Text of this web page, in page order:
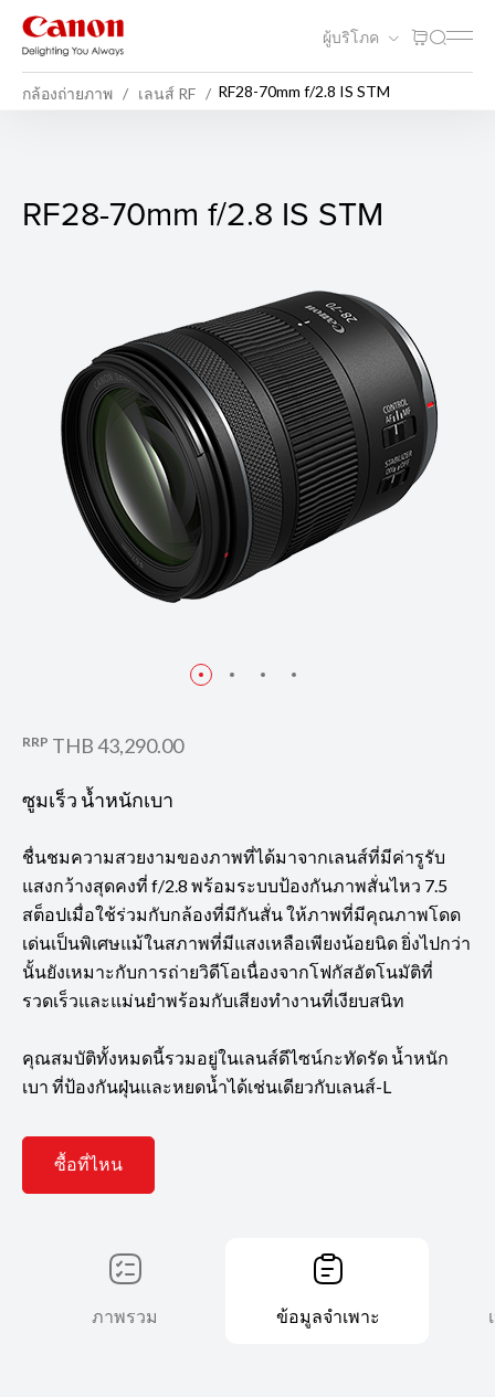
ผู้บริโภค
กล้องถ่ายภาพ เลนส์ RF RF28-70mm f/2.8 IS STM
RF28-70mm f/2.8 IS STM
RF28-70mm f/2.8 IS STM
RRP THB 43,290.00
ซูมเร็ว น้ำหนักเบา
ชื่นชมความสวยงามของภาพที่ได้มาจากเลนส์ที่มีค่ารูรับ
แสงกว้างสุดคงที่ f/2.8 พร้อมระบบป้องกันภาพสั่นไหว 7.5
สต็อปเมื่อใช้ร่วมกับกล้องที่มีกันสั่น ให้ภาพที่มีคุณภาพโดด
เด่นเป็นพิเศษแม้ในสภาพที่มีแสงเหลือเพียงน้อยนิด ยิ่งไปกว่า
นั้นยังเหมาะกับการถ่ายวิดีโอเนื่องจากโฟกัสอัตโนมัติที่
รวดเร็วและแม่นยำพร้อมกับเสียงทำงานที่เงียบสนิท
คุณสมบัติทั้งหมดนี้รวมอยู่ในเลนส์ดีไซน์กะทัดรัด น้ำหนัก
เบา ที่ป้องกันฝุ่นและหยดน้ำได้เช่นเดียวกับเลนส์-L
ซื้อที่ไหน
ภาพรวม ข้อมูลจำเพาะ